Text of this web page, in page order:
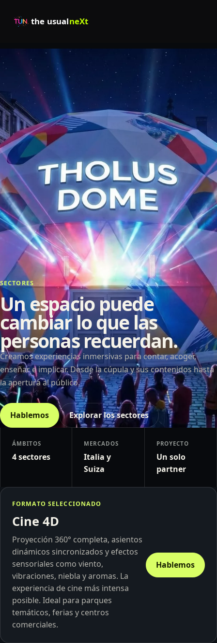
the usualneXt
SECTORES
Un espacio puede
cambiar lo que las
personas recuerdan.
Creamos experiencias inmersivas para contar, acoger,
enseñar e implicar. Desde la cúpula y sus contenidos hasta
la apertura al público.
Hablemos Explorar los sectores
ÁMBITOS
4 sectores
MERCADOS
Italia y
Suiza
PROYECTO
Un solo
partner
FORMATO SELECCIONADO
Cine 4D
Proyección 360° completa, asientos
dinámicos sincronizados y efectos
sensoriales como viento,
vibraciones, niebla y aromas. La
experiencia de cine más intensa
posible. Ideal para parques
temáticos, ferias y centros
comerciales.
Hablemos